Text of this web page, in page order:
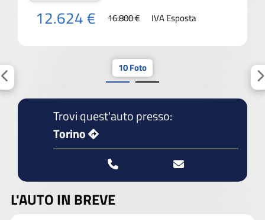
12.624 € 16.800 € IVA Esposta
10 Foto
Trovi quest'auto presso:
Torino
L'AUTO IN BREVE